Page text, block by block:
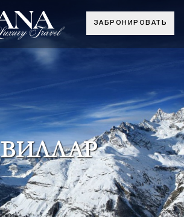
ЗАБРОНИРОВАТЬ
ВИЛЛАР